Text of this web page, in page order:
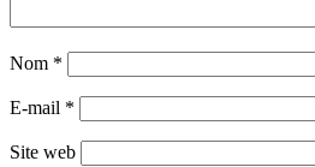
Nom *
E-mail *
Site web